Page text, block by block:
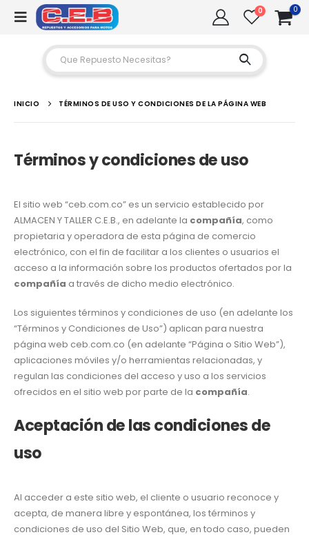
0 0
INICIO TÉRMINOS DE USO Y CONDICIONES DE LA PÁGINA WEB
Términos y condiciones de uso
El sitio web “ceb.com.co” es un servicio establecido por
ALMACEN Y TALLER C.E.B., en adelante la compañía, como
propietaria y operadora de esta página de comercio
electrónico, con el fin de facilitar a los clientes o usuarios el
acceso a la información sobre los productos ofertados por la
compañía a través de dicho medio electrónico.
Los siguientes términos y condiciones de uso (en adelante los
“Términos y Condiciones de Uso”) aplican para nuestra
página web ceb.com.co (en adelante “Página o Sitio Web”),
aplicaciones móviles y/o herramientas relacionadas, y
regulan las condiciones del acceso y uso a los servicios
ofrecidos en el sitio web por parte de la compañía.
Aceptación de las condiciones de
uso
Al acceder a este sitio web, el cliente o usuario reconoce y
acepta, de manera libre y espontánea, los términos y
condiciones de uso del Sitio Web, que, en todo caso, pueden